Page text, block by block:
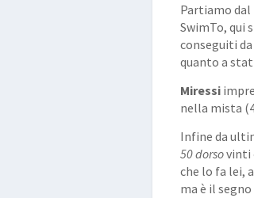
Partiamo
SwimTo, qui
conseguiti
quanto a
Miressi
nella mista
Infine da
50 dorsovinti
che lo fa lei,
ma è il